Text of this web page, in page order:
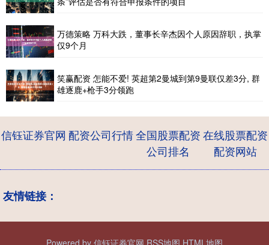
万德策略 万科大跌，董事长辛杰因个人原因辞职，执掌
仅9个月
笑赢配资 怎能不爱! 英超第2曼城到第9曼联仅差3分, 群
雄逐鹿+枪手3分领跑
信钰证券官网 配资公司行情全国股票配资
公司排名
在线股票配资
配资网站
友情链接：